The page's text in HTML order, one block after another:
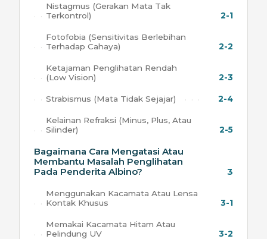
Nistagmus (Gerakan Mata Tak
Terkontrol)
2-1
Fotofobia (Sensitivitas Berlebihan
Terhadap Cahaya)
2-2
Ketajaman Penglihatan Rendah
(Low Vision)
2-3
Strabismus (Mata Tidak Sejajar) 2-4
Kelainan Refraksi (Minus, Plus, Atau
Silinder)
2-5
Bagaimana Cara Mengatasi Atau
Membantu Masalah Penglihatan
Pada Penderita Albino?
3
Menggunakan Kacamata Atau Lensa
Kontak Khusus
3-1
Memakai Kacamata Hitam Atau
Pelindung UV
3-2